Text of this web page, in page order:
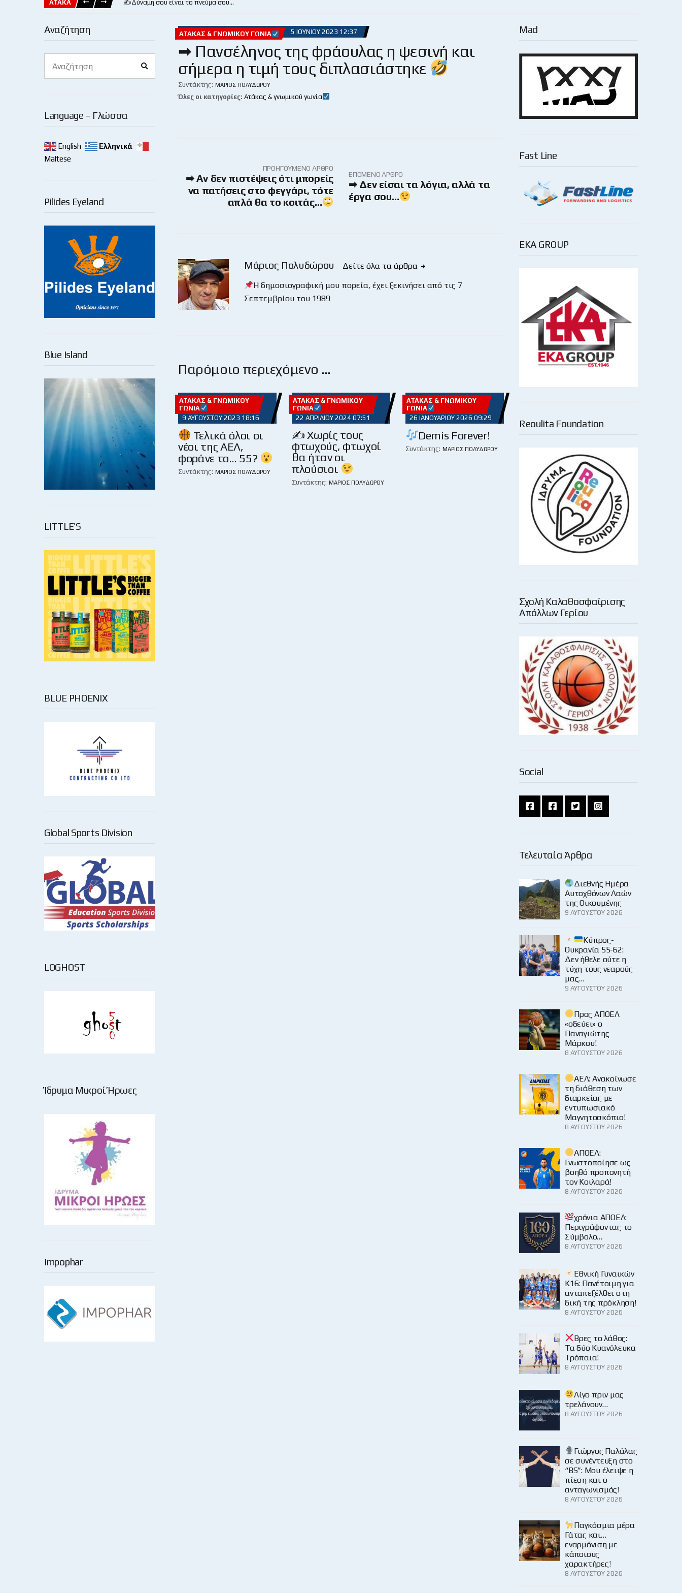
ΑΤΑΚΑ ✍️Δύναμη σου είναι το πνεύμα σου…
Αναζήτηση
for:
Language – Γλώσσα
English
Ελληνικά
Maltese
Pilides Eyeland
Blue Island
LITTLE’S
BLUE PHOENIX
Global Sports Division
LOGHOST
Ίδρυμα Μικροί Ήρωες
Impophar
ΑΤΆΚΑΣ & ΓΝΩΜΙΚΟΎ ΓΩΝΊΑ 5 ΙΟΥΝΊΟΥ 2023 12:37
➡ Πανσέληνος της φράουλας η ψεσινή και
σήμερα η τιμή τους διπλασιάστηκε
Συντάκτης: ΜΆΡΙΟΣ ΠΟΛΥΔΏΡΟΥ
Όλες οι κατηγορίες: Ατάκας & γνωμικού γωνία
ΠΡΟΗΓΟΎΜΕΝΟ ΆΡΘΡΟ
➡ Αν δεν πιστέψεις ότι μπορείς
να πατήσεις στο φεγγάρι, τότε
απλά θα το κοιτάς…
ΕΠΌΜΕΝΟ ΆΡΘΡΟ
➡ Δεν είσαι τα λόγια, αλλά τα
έργα σου…
Μάριος Πολυδώρου
Δείτε όλα τα άρθρα
Η δημοσιογραφική μου πορεία, έχει ξεκινήσει από τις 7
Σεπτεμβρίου του 1989
Παρόμοιο περιεχόμενο …
ΑΤΆΚΑΣ & ΓΝΩΜΙΚΟΎ
ΓΩΝΊΑ
9 ΑΥΓΟΎΣΤΟΥ 2023 18:16
Τελικά όλοι οι
νέοι της ΑΕΛ,
φοράνε το… 55?
Συντάκτης: ΜΆΡΙΟΣ ΠΟΛΥΔΏΡΟΥ
ΑΤΆΚΑΣ & ΓΝΩΜΙΚΟΎ
ΓΩΝΊΑ
22 ΑΠΡΙΛΊΟΥ 2024 07:51
✍Χωρίς τους
φτωχούς, φτωχοί
θα ήταν οι
πλούσιοι
Συντάκτης: ΜΆΡΙΟΣ ΠΟΛΥΔΏΡΟΥ
ΑΤΆΚΑΣ & ΓΝΩΜΙΚΟΎ
ΓΩΝΊΑ
26 ΙΑΝΟΥΑΡΊΟΥ 2026 09:29
Demis Forever!
Συντάκτης: ΜΆΡΙΟΣ ΠΟΛΥΔΏΡΟΥ
Mad
Fast Line
EKA GROUP
Reoulita Foundation
Σχολή Καλαθοσφαίρισης
Απόλλων Γερίου
Social
Τελευταία Άρθρα
Διεθνής Ημέρα
Αυτοχθόνων Λαών
της Οικουμένης
9 ΑΥΓΟΎΣΤΟΥ 2026
Κύπρος-
Ουκρανία 55-62:
Δεν ήθελε ούτε η
τύχη τους νεαρούς
μας…
9 ΑΥΓΟΎΣΤΟΥ 2026
Προς ΑΠΟΕΛ
«οδεύει» ο
Παναγιώτης
Μάρκου!
8 ΑΥΓΟΎΣΤΟΥ 2026
ΑΕΛ: Ανακοίνωσε
τη διάθεση των
διαρκείας με
εντυπωσιακό
Μαγνητοσκόπιο!
8 ΑΥΓΟΎΣΤΟΥ 2026
ΑΠΟΕΛ:
Γνωστοποίησε ως
βοηθό προπονητή
τον Κοιλαρά!
8 ΑΥΓΟΎΣΤΟΥ 2026
χρόνια ΑΠΟΕΛ:
Περιγράφοντας το
Σύμβολο…
8 ΑΥΓΟΎΣΤΟΥ 2026
Εθνική Γυναικών
Κ16: Πανέτοιμη για
ανταπεξέλθει στη
δική της πρόκληση!
8 ΑΥΓΟΎΣΤΟΥ 2026
Βρες το λάθος:
Τα δύο Κυανόλευκα
Τρόπαια!
8 ΑΥΓΟΎΣΤΟΥ 2026
Λίγο πριν μας
τρελάνουν…
8 ΑΥΓΟΎΣΤΟΥ 2026
Γιώργος Παλάλας
σε συνέντευξη στο
“BS”: Μου έλειψε η
πίεση και ο
ανταγωνισμός!
8 ΑΥΓΟΎΣΤΟΥ 2026
Παγκόσμια μέρα
Γάτας και…
εναρμόνιση με
κάποιους
χαρακτήρες!
8 ΑΥΓΟΎΣΤΟΥ 2026